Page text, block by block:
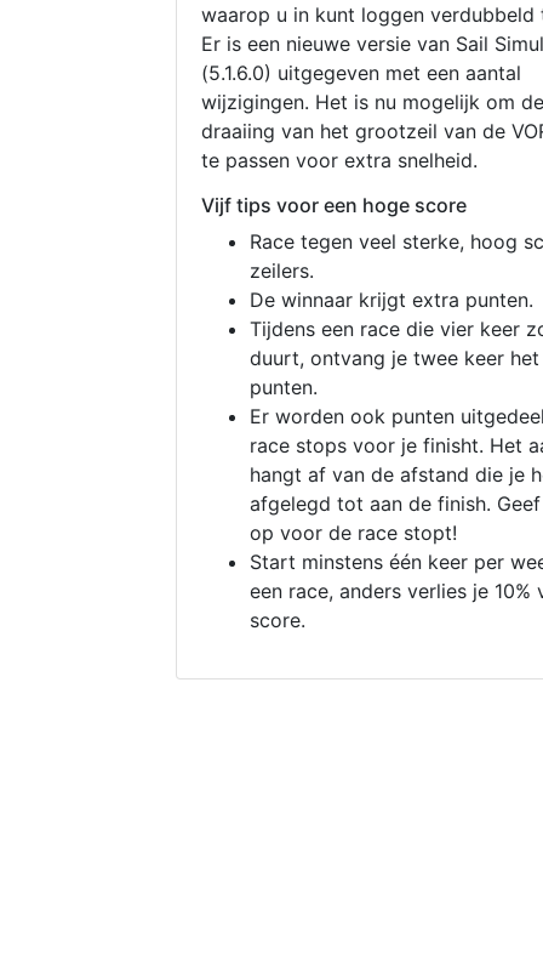
waarop u in kunt loggen verdubbeld
Er is een nieuwe versie van Sail
(5.1.6.0) uitgegeven met een aantal
wijzigingen. Het is nu mogelijk om de
draaiing van het grootzeil van de
te passen voor extra snelheid.
Vijf tips voor een hoge score
Race tegen veel sterke, hoog
zeilers.
De winnaar krijgt extra punten.
Tijdens een race die vier keer
duurt, ontvang je twee keer
punten.
Er worden ook punten
race stops voor je finisht. Het
hangt af van de afstand die je
afgelegd tot aan de finish.
op voor de race stopt!
Start minstens één keer per
een race, anders verlies je 10%
score.